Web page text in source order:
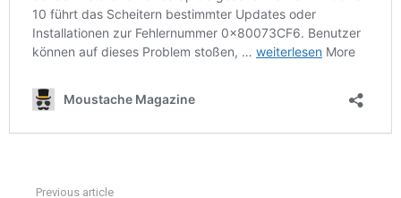
Previous article